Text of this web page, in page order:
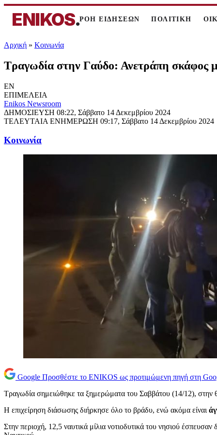
ENIKOS.ΡΟΗ ΕΙΔΗΣΕΩΝ ΠΟΛΙΤΙΚΗ
Αρχική » Κοινωνία
Τραγωδία στην Γαύδο: Ανετράπη σκάφος
EN
ΕΠΙΜΕΛΕΙΑ
Enikos Newsroom
ΔΗΜΟΣΙΕΥΣΗ 08:22, Σάββατο 14 Δεκεμβρίου 2024
ΤΕΛΕΥΤΑΙΑ ΕΝΗΜΕΡΩΣΗ 09:17, Σάββατο 14 Δεκεμβρίου 2024
Κοινωνία
Google Προσθέστε το ENIKOS ως προτιμώμενη πηγή στη
Τραγωδία σημειώθηκε τα ξημερώματα του Σαββάτου (14/12), στην
Η επιχείρηση διάσωσης διήρκησε όλο το βράδυ, ενώ ακόμα είναι
Στην περιοχή, 12,5 ναυτικά μίλια νοτιοδυτικά του νησιού